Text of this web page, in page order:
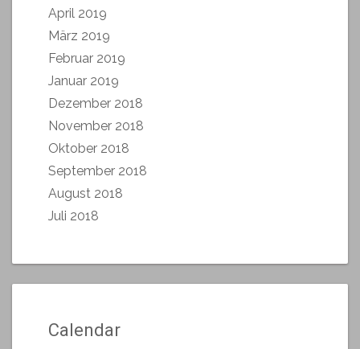
April 2019
März 2019
Februar 2019
Januar 2019
Dezember 2018
November 2018
Oktober 2018
September 2018
August 2018
Juli 2018
Calendar